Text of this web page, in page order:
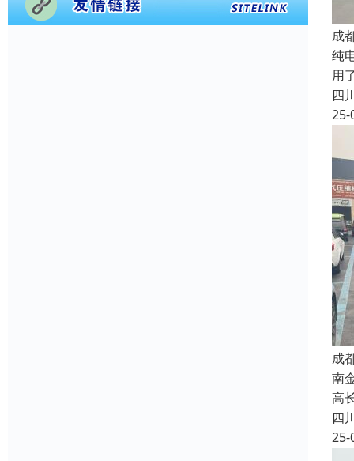
成
纯
用
四
25-
成
南
高
四
25-